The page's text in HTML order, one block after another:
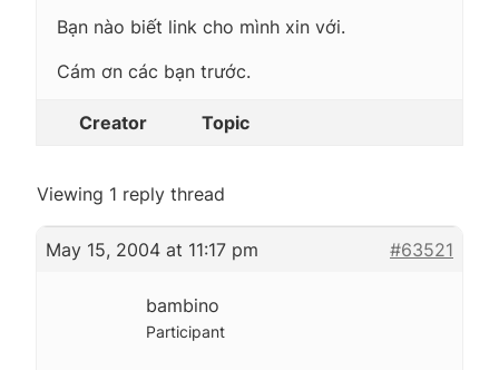
Bạn nào biết link cho mình xin với.
Cám ơn các bạn trước.
Creator Topic
Viewing 1 reply thread
May 15, 2004 at 11:17 pm #63521
bambino
Participant